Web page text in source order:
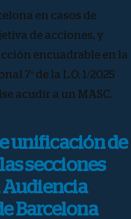
en casos de
de acciones, y
encuadrable en la
7ª de la L.O. 1/2025
acudir a un MASC.
unificación de
secciones
Audiencia
Barcelona